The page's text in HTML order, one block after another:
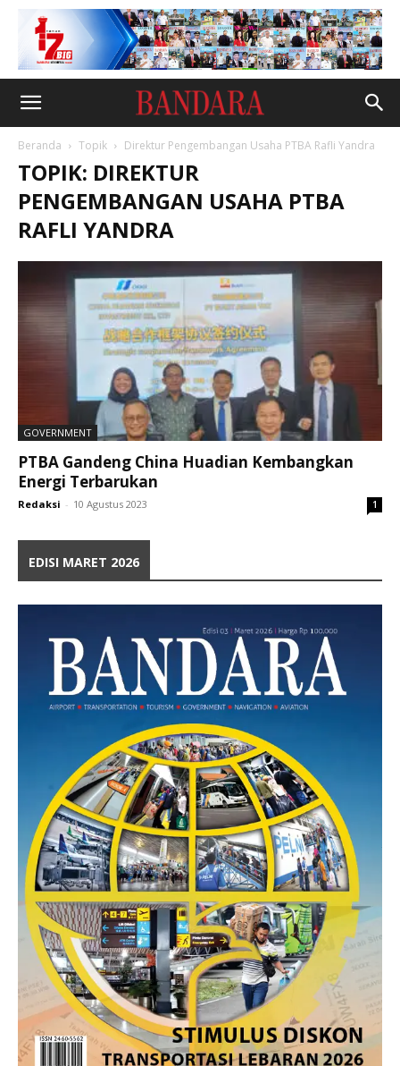
Beranda Topik Direktur Pengembangan Usaha PTBA Rafli Yandra
TOPIK: DIREKTUR
PENGEMBANGAN USAHA PTBA
RAFLI YANDRA
GOVERNMENT
PTBA Gandeng China Huadian Kembangkan
Energi Terbarukan
Redaksi - 10 Agustus 2023 1
EDISI MARET 2026